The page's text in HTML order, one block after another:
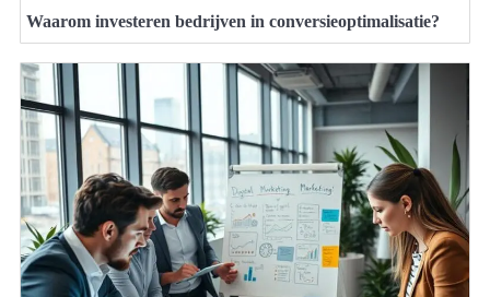
Waarom investeren bedrijven in conversieoptimalisatie?